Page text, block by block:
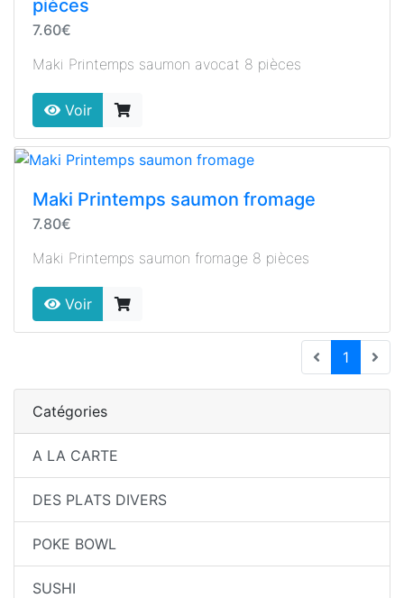
pièces
7.60€
Maki Printemps saumon avocat 8 pièces
Voir
Maki Printemps saumon fromage
7.80€
Maki Printemps saumon fromage 8 pièces
Voir
1
Catégories
A LA CARTE
DES PLATS DIVERS
POKE BOWL
SUSHI